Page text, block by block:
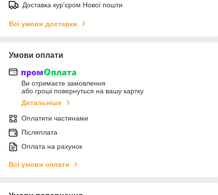
Доставка кур'єром Нової пошти
Всі умови доставки
Умови оплати
Ви отримаєте замовлення
або гроші повернуться на вашу картку
Детальніше
Оплатити частинами
Післяплата
Оплата на рахунок
Всі умови оплати